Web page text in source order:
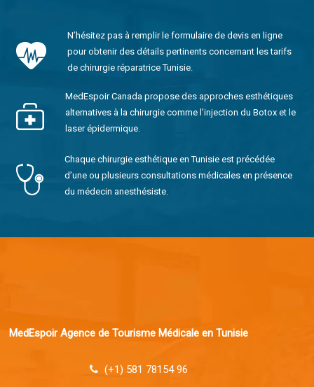
N’hésitez pas à remplir le formulaire de devis en ligne
pour obtenir des détails pertinents concernant les tarifs
de chirurgie réparatrice Tunisie.
MedEspoir Canada propose des approches esthétiques
alternatives à la chirurgie comme l’injection du Botox et le
laser épidermique.
Chaque chirurgie esthétique en Tunisie est précédée
d’une ou plusieurs consultations médicales en présence
du médecin anesthésiste.
MedEspoir Agence de Tourisme Médicale en Tunisie
(+1) 581 78154 96